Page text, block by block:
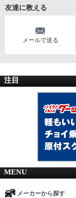
友達に教える
メールで送る
注目
MENU
メーカーから探す